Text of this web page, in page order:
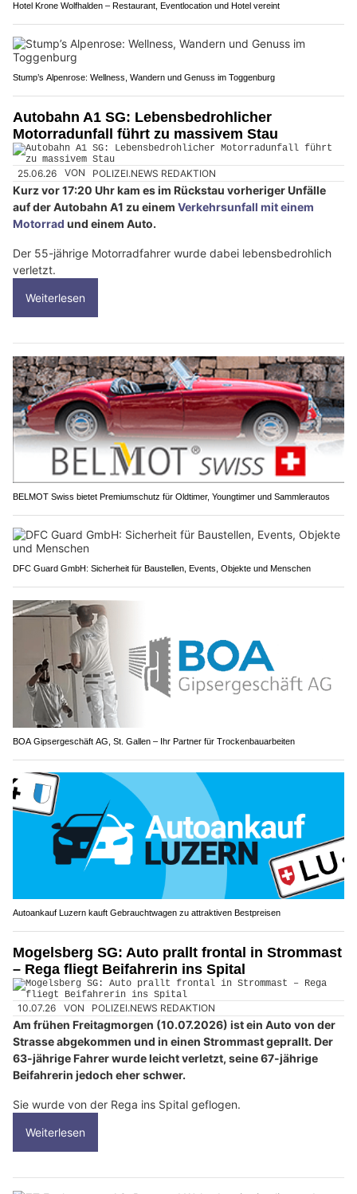
Hotel Krone Wolfhalden – Restaurant, Eventlocation und Hotel vereint
Stump’s Alpenrose: Wellness, Wandern und Genuss im Toggenburg
Autobahn A1 SG: Lebensbedrohlicher
Motorradunfall führt zu massivem Stau
25.06.26 VON POLIZEI.NEWS REDAKTION
Kurz vor 17:20 Uhr kam es im Rückstau vorheriger Unfälle
auf der Autobahn A1 zu einem Verkehrsunfall mit einem
Motorrad und einem Auto.
Der 55-jährige Motorradfahrer wurde dabei lebensbedrohlich
verletzt.
Weiterlesen
BELMOT Swiss bietet Premiumschutz für Oldtimer, Youngtimer und Sammlerautos
DFC Guard GmbH: Sicherheit für Baustellen, Events, Objekte und Menschen
BOA Gipsergeschäft AG, St. Gallen – Ihr Partner für Trockenbauarbeiten
Autoankauf Luzern kauft Gebrauchtwagen zu attraktiven Bestpreisen
Mogelsberg SG: Auto prallt frontal in Strommast
– Rega fliegt Beifahrerin ins Spital
10.07.26 VON POLIZEI.NEWS REDAKTION
Am frühen Freitagmorgen (10.07.2026) ist ein Auto von der
Strasse abgekommen und in einen Strommast geprallt. Der
63-jährige Fahrer wurde leicht verletzt, seine 67-jährige
Beifahrerin jedoch eher schwer.
Sie wurde von der Rega ins Spital geflogen.
Weiterlesen